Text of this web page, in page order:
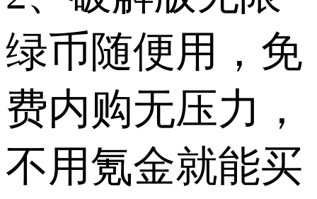
绿币随便用，免
费内购无压力，
不用氪金就能买